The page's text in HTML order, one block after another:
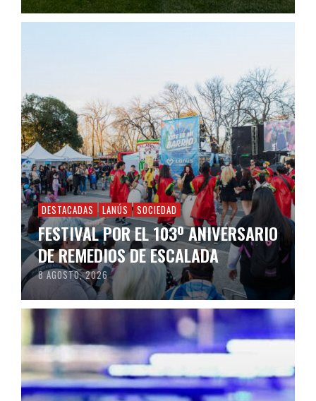
DESTACADAS LANÚS SOCIEDAD
FESTIVAL POR EL 103º ANIVERSARIO
DE REMEDIOS DE ESCALADA
8 AGOSTO, 2026